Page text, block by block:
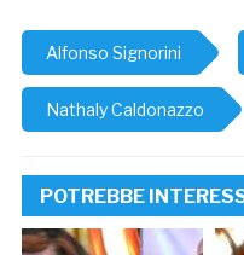
Alfonso Signorini
Nathaly Caldonazzo
POTREBBE